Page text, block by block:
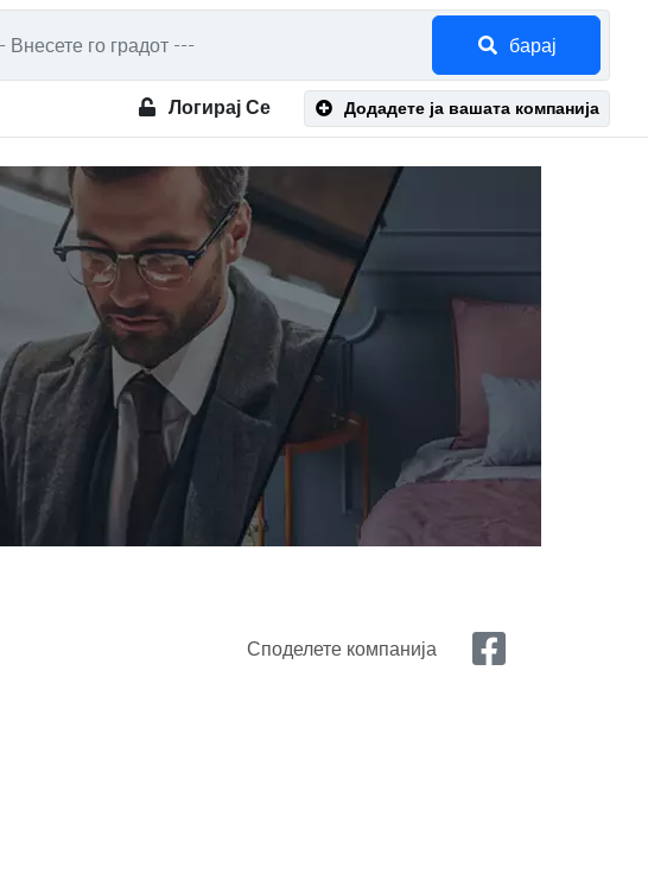
барај
Логирај Се Додадете ја вашата компанија
Споделете компанија